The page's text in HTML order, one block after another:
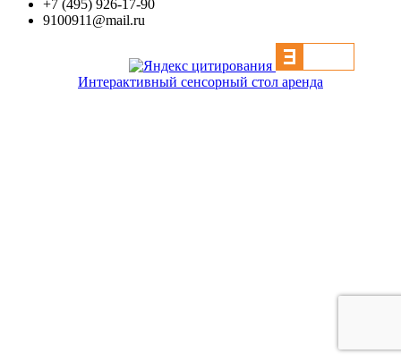
+7 (495) 926-17-90
9100911@mail.ru
Интерактивный сенсорный стол аренда